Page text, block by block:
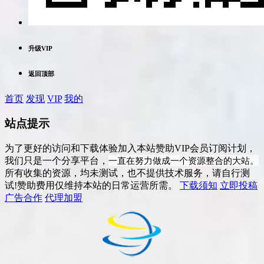
升级VIP
返回顶部
首页 发现 VIP 我的
站点提示
为了更好的访问和下载体验加入本站赞助VIP会员订阅计划，
我们只是一个分享平台， 一直在努力做成一个资源整合的大站。
所有收集的资源，均未测试，也不提供技术服务，请自行测
试!赞助费用仅维持本站的日常运营所需。 下载须知 立即投稿
广告合作 代理加盟